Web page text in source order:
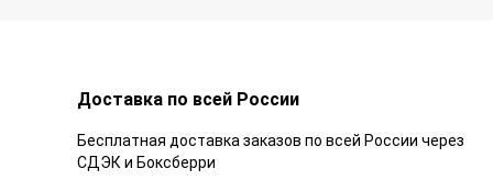
Доставка по всей России
Бесплатная доставка заказов по всей России через
СДЭК и Боксберри